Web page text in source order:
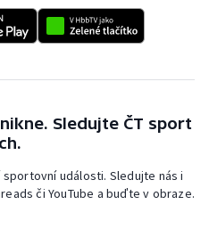
Sledujte ČT sport
události. Sledujte nás i
či YouTube a buďte v obraze.